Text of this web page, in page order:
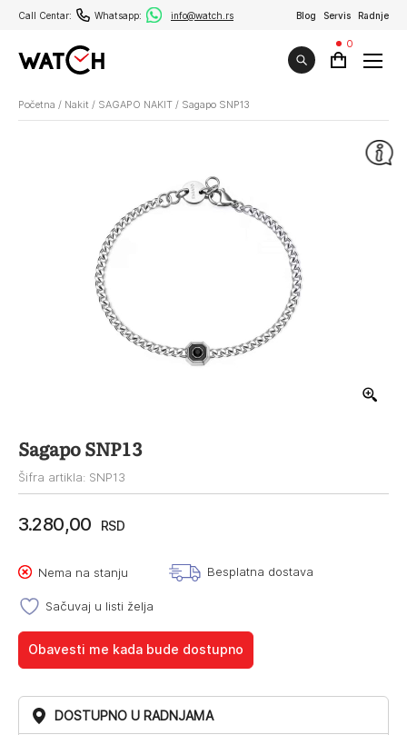
Call Centar: Whatsapp: info@watch.rs Blog Servis Radnje
0
Početna / Nakit / SAGAPO NAKIT / Sagapo SNP13
Sagapo SNP13
Šifra artikla: SNP13
3.280,00 RSD
Nema na stanju Besplatna dostava
Sačuvaj u listi želja
Obavesti me kada bude dostupno
DOSTUPNO U RADNJAMA